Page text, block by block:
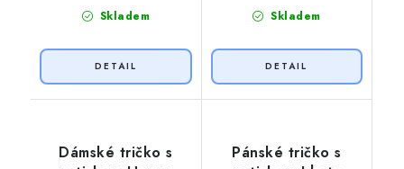
Skladem Skladem
Dámské tričko s
Pánské tričko s